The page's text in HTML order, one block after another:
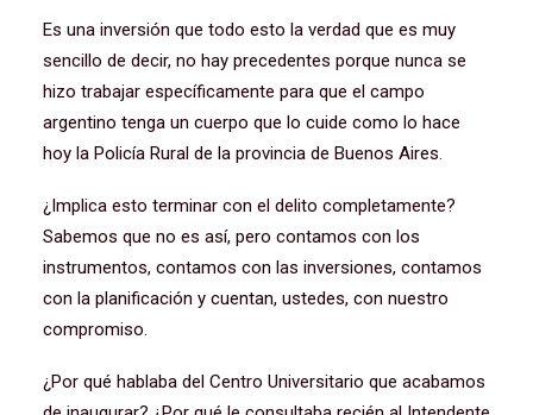
Es una inversión que todo esto la verdad que es muy
sencillo de decir, no hay precedentes porque nunca se
hizo trabajar específicamente para que el campo
argentino tenga un cuerpo que lo cuide como lo hace
hoy la Policía Rural de la provincia de Buenos Aires.
¿Implica esto terminar con el delito completamente?
Sabemos que no es así, pero contamos con los
instrumentos, contamos con las inversiones, contamos
con la planificación y cuentan, ustedes, con nuestro
compromiso.
¿Por qué hablaba del Centro Universitario que acabamos